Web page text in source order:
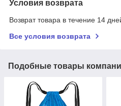
Условия возврата
Возврат товара в течение 14
Все условия возврата
Подобные товары